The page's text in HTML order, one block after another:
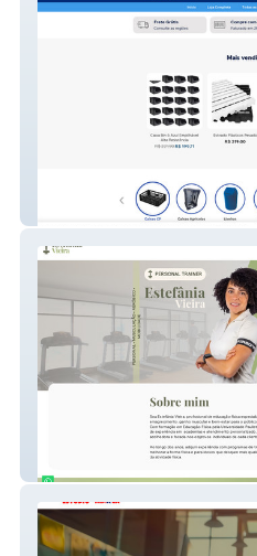
Estefania Vieira